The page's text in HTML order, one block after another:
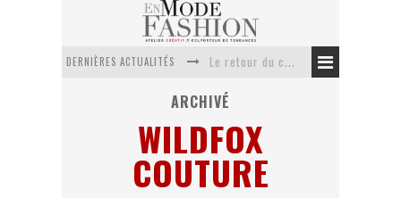
DERNIÈRES ACTUALITÉS
Le retour du cachemire version casual
ARCHIVÉ
WILDFOX
COUTURE